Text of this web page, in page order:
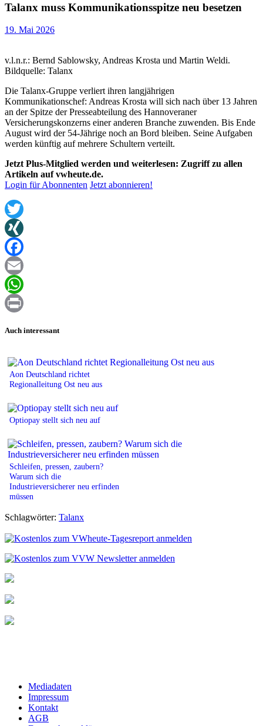
Talanx muss Kommunikationsspitze neu besetzen
19. Mai 2026
v.l.n.r.: Bernd Sablowsky, Andreas Krosta und Martin Weldi.
Bildquelle: Talanx
Die Talanx-Gruppe verliert ihren langjährigen
Kommunikationschef: Andreas Krosta will sich nach über 13 Jahren
an der Spitze der Presseabteilung des Hannoveraner
Versicherungskonzerns einer anderen Branche zuwenden. Bis Ende
August wird der 54-Jährige noch an Bord bleiben. Seine Aufgaben
werden künftig auf mehrere Schultern verteilt.
Jetzt Plus-Mitglied werden und weiterlesen: Zugriff zu allen
Artikeln auf vwheute.de.
Login für Abonnenten Jetzt abonnieren!
Twitter
XING
Facebook
Email
WhatsApp
Auch interessant
Aon Deutschland richtet
Regionalleitung Ost neu aus
Optiopay stellt sich neu auf
Schleifen, pressen, zaubern?
Warum sich die
Industrieversicherer neu erfinden
müssen
Schlagwörter: Talanx
Mediadaten
Impressum
Kontakt
AGB